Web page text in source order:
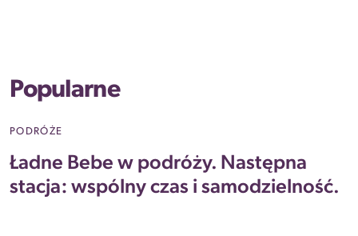
Popularne
PODRÓŻE
Ładne Bebe w podróży. Następna
stacja: wspólny czas i samodzielność.